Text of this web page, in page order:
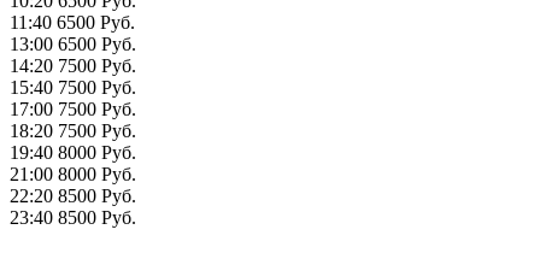
11:40 6500 Руб.
13:00 6500 Руб.
14:20 7500 Руб.
15:40 7500 Руб.
17:00 7500 Руб.
18:20 7500 Руб.
19:40 8000 Руб.
21:00 8000 Руб.
22:20 8500 Руб.
23:40 8500 Руб.